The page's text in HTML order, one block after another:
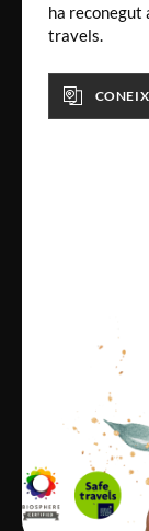
ha reconegut
travels.